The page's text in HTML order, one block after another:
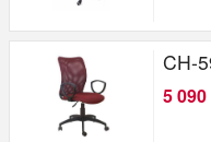
CH-
5 090